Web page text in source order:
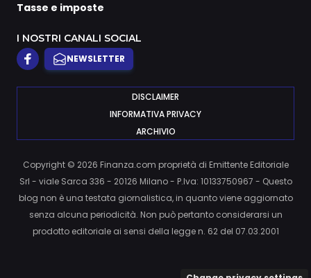
Tasse e imposte
I NOSTRI CANALI SOCIAL
NEWSLETTER
DISCLAIMER
INFORMATIVA PRIVACY
ARCHIVIO
Copyright © 2026 Finanza.com proprietà di Emittente Editoriale
Srl - viale Sarca 336 - 20126 Milano - P.Iva: 10133750967 - Questo
blog non è una testata giornalistica, in quanto viene aggiornato
senza alcuna periodicità. Non può pertanto considerarsi un
prodotto editoriale ai sensi della legge n. 62 del 07.03.2001